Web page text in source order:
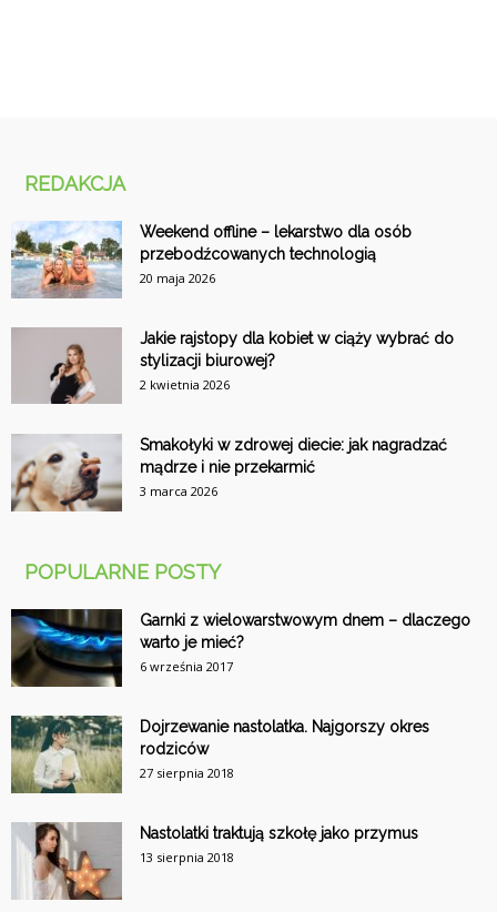
REDAKCJA
Weekend offline – lekarstwo dla osób
przebodźcowanych technologią
20 maja 2026
Jakie rajstopy dla kobiet w ciąży wybrać do
stylizacji biurowej?
2 kwietnia 2026
Smakołyki w zdrowej diecie: jak nagradzać
mądrze i nie przekarmić
3 marca 2026
POPULARNE POSTY
Garnki z wielowarstwowym dnem – dlaczego
warto je mieć?
6 września 2017
Dojrzewanie nastolatka. Najgorszy okres
rodziców
27 sierpnia 2018
Nastolatki traktują szkołę jako przymus
13 sierpnia 2018